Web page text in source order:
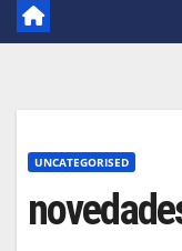
UNCATEGORISED